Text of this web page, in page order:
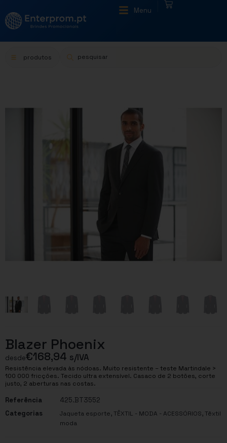
Menu
produtos
Blazer Phoenix
desde€168,94 s/IVA
Resistência elevada às nódoas. Muito resistente – teste Martindale >
100 000 fricções. Tecido ultra extensível. Casaco de 2 botões, corte
justo, 2 aberturas nas costas.
Referência
425.BT3552
Categorias
Jaqueta esporte,TÊXTIL - MODA - ACESSÓRIOS,Têxtil
moda